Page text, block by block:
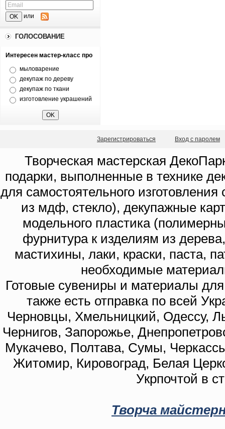
или
ГОЛОСОВАНИЕ
Интересен мастер-класс про
мыловарение
декупаж по дереву
декупаж по ткани
изготовление украшений
Зарегистрироваться Вход с паролем
Творческая мастерская
подарки, выполненные в технике
для самостоятельного
из мдф, стекло), декупажные
модельного пластика
фурнитура к изделиям из
мастихины, лаки, краски, паста,
необходимые
Готовые сувениры и материалы
также есть отправка по всей
Черновцы, Хмельницкий, Одессу,
Чернигов, Запорожье,
Мукачево, Полтава, Сумы,
Житомир, Кировоград, Белая
Укрпочтой в
Творча